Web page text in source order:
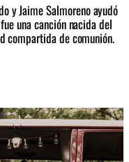
y Jaime Salmoreno ayudó
una canción nacida del
compartida de comunión.